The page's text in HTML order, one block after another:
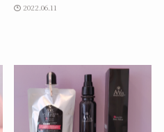
2022.06.11